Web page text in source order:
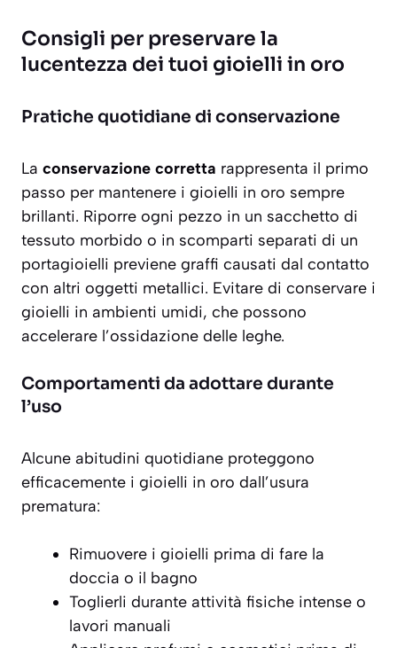
Consigli per preservare la
lucentezza dei tuoi gioielli in oro
Pratiche quotidiane di conservazione
La conservazione corretta rappresenta il primo
passo per mantenere i gioielli in oro sempre
brillanti. Riporre ogni pezzo in un sacchetto di
tessuto morbido o in scomparti separati di un
portagioielli previene graffi causati dal contatto
con altri oggetti metallici. Evitare di conservare i
gioielli in ambienti umidi, che possono
accelerare l’ossidazione delle leghe.
Comportamenti da adottare durante
l’uso
Alcune abitudini quotidiane proteggono
efficacemente i gioielli in oro dall’usura
prematura:
Rimuovere i gioielli prima di fare la
doccia o il bagno
Toglierli durante attività fisiche intense o
lavori manuali